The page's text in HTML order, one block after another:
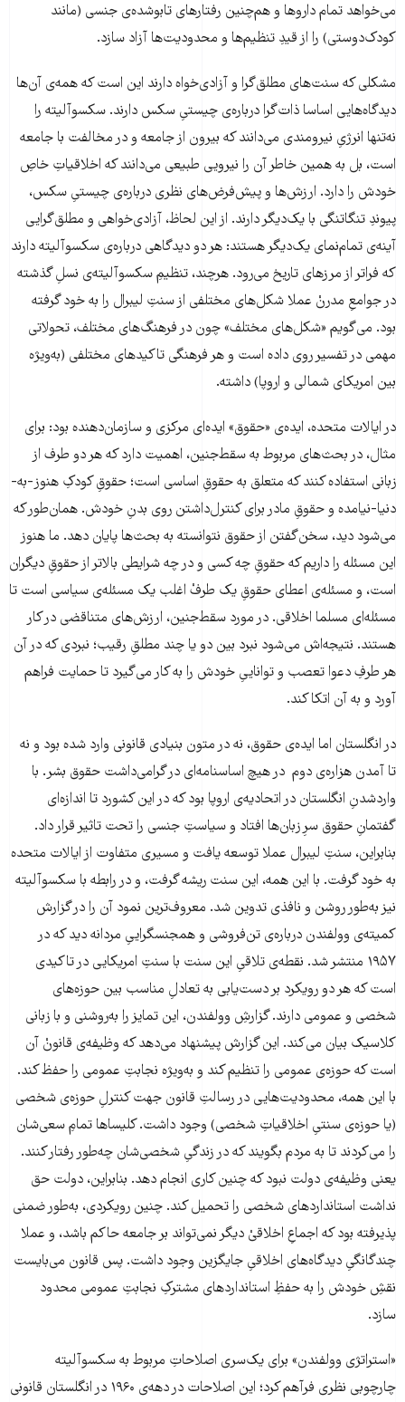
می‌خواهد تمام داروها و هم‌چنین رفتارهای تابوشده‌ی جنسی (مانند
کودک‌دوستی) را از قیدِ تنظیم‌ها و محدودیت‌ها آزاد سازد.
مشکلی که سنت‌های مطلق‌گرا و آزادی‌خواه دارند این است که همه‌ی آن‌ها
دیدگاه‌هایی اساسا ذات‌گرا درباره‌ی چیستیِ سکس دارند. سکسوآلیته را
نه‌تنها انرژیِ نیرومندی می‌دانند که بیرون از جامعه و در مخالفت با جامعه
است، بل به همین خاطر آن را نیرویی طبیعی می‌دانند که اخلاقیاتِ خاصِ
خودش را دارد. ارزش‌ها و پیش‌فرض‌های نظری درباره‌ی چیستیِ سکس،
پیوندِ تنگاتنگی با یک‌دیگر دارند. از این لحاظ، آزادی‌خواهی و مطلق‌گرایی
آینه‌ی تمام‌نمای یک‌دیگر هستند: هر دو دیدگاهی درباره‌ی سکسوآلیته دارند
که فراتر از مرزهای تاریخ می‌رود. هرچند، تنظیمِ سکسوآلیته‌ی نسلِ گذشته
در جوامعِ مدرنْ عملا شکل‌های مختلفی از سنتِ لیبرال را به خود گرفته
بود. می‌گویم «شکل‌های مختلف» چون در فرهنگ‌های مختلف، تحولاتی
مهمی در تفسیر روی داده است و هر فرهنگی تاکیدهای مختلفی (به‌ویژه
بین امریکای شمالی و اروپا) داشته.
در ایالات متحده، ایده‌ی «حقوق» ایده‌ای مرکزی و سازمان‌دهنده بود: برای
مثال، در بحث‌های مربوط به سقط‌جنین، اهمیت دارد که هر دو طرف از
زبانی استفاده کنند که متعلق به حقوقِ اساسی است؛ حقوقِ کودکِ هنوز-به-
دنیا-نیامده و حقوقِ مادر برای کنترل‌داشتن روی بدنِ خودش. همان‌طور که
می‌شود دید، سخن‌گفتن از حقوق نتوانسته به بحث‌ها پایان دهد. ما هنوز
این مسئله را داریم که حقوقِ چه کسی و در چه شرایطی بالاتر از حقوقِ دیگران
است، و مسئله‌ی اعطای حقوقِ یک طرفْ اغلب یک مسئله‌ی سیاسی است تا
مسئله‌ای مسلما اخلاقی. در مورد سقط‌جنین، ارزش‌های متناقضی در کار
هستند. نتیجه‌اش می‌شود نبرد بین دو یا چند مطلقِ رقیب؛ نبردی که در آن
هر طرفِ دعوا تعصب و تواناییِ خودش را به کار می‌گیرد تا حمایت فراهم
آورد و به آن اتکا کند.
در انگلستان اما ایده‌ی حقوق، نه در متون بنیادی قانونی وارد شده بود و نه
تا آمدن هزاره‌ی دوم در هیچ اساسنامه‌ای در گرامی‌داشت حقوق بشر. با
واردشدنِ انگلستان در اتحادیه‌ی اروپا بود که در این کشورد تا اندازه‌ای
گفتمانِ حقوق سرِ زبان‌ها افتاد و سیاستِ جنسی را تحت تاثیر قرار داد.
بنابراین، سنتِ لیبرال عملا توسعه یافت و مسیری متفاوت از ایالات متحده
به خود گرفت. با این همه، این سنت ریشه گرفت، و در رابطه با سکسوآلیته
نیز به‌طور روشن و نافذی تدوین شد. معروف‌ترین نمود آن را در گزارش
کمیته‌ی وولفندن درباره‌ی تن‌فروشی و همجنسگراییِ مردانه دید که در
۱۹۵۷ منتشر شد. نقطه‌ی تلاقیِ این سنت با سنتِ امریکایی در تاکیدی
است که هر دو رویکرد بر دست‌یابی به تعادلِ مناسب بین حوزه‌های
شخصی و عمومی دارند. گزارشِ وولفندن، این تمایز را به‌روشنی و با زبانی
کلاسیک بیان می‌کند. این گزارش پیشنهاد می‌دهد که وظیفه‌ی قانونْ آن
است که حوزه‌ی عمومی را تنظیم کند و به‌ویژه نجابتِ عمومی را حفظ کند.
با این همه، محدودیت‌هایی در رسالتِ قانون جهت کنترلِ حوزه‌ی شخصی
(یا حوزه‌ی سنتیِ اخلاقیاتِ شخصی) وجود داشت. کلیساها تمامِ سعی‌شان
را می‌کردند تا به مردم بگویند که در زندگیِ شخصی‌شان چه‌طور رفتار کنند.
یعنی وظیفه‌ی دولت نبود که چنین کاری انجام دهد. بنابراین، دولت حق
نداشت استانداردهای شخصی را تحمیل کند. چنین رویکردی، به‌طور ضمنی
پذیرفته بود که اجماعِ اخلاقیْ دیگر نمی‌تواند بر جامعه حاکم باشد، و عملا
چندگانگیِ دیدگاه‌های اخلاقیِ جایگزین وجود داشت. پس قانون می‌بایست
نقشِ خودش را به حفظِ استانداردهای مشترکِ نجابتِ عمومی محدود
سازد.
«استراتژی وولفندن» برای یک‌سری اصلاحاتِ مربوط به سکسوآلیته
چارچوبی نظری فرآهم کرد؛ این اصلاحات در دهه‌ی ۱۹۶۰ در انگلستان قانونی